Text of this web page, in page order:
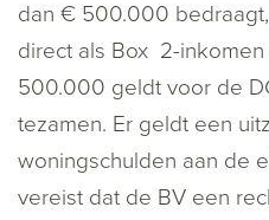
dan € 500.000
direct als Box 2-
500.000 geldt voor de
tezamen. Er geldt een
woningschulden aan de
vereist dat de BV een